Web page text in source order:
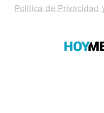
Política de Privacidad